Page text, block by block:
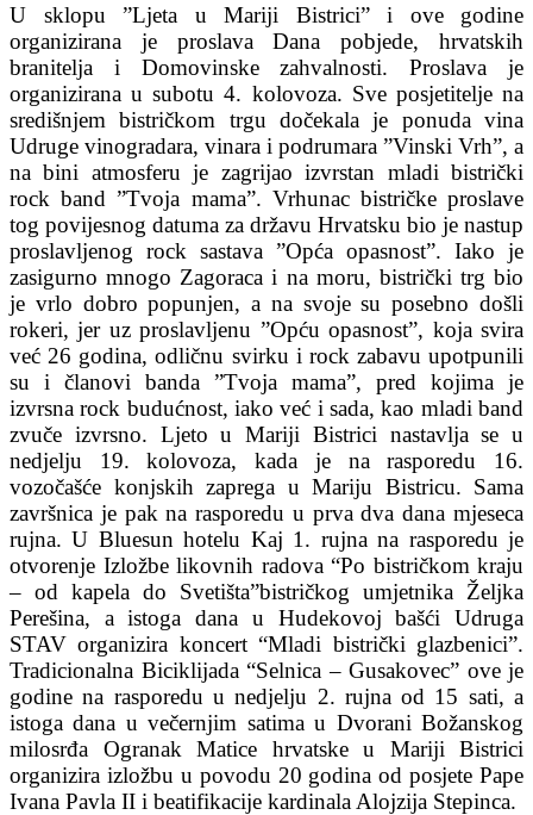
U sklopu ”Ljeta u Mariji Bistrici” i ove godine
organizirana je proslava Dana pobjede, hrvatskih
branitelja i Domovinske zahvalnosti. Proslava je
organizirana u subotu 4. kolovoza. Sve posjetitelje na
središnjem bistričkom trgu dočekala je ponuda vina
Udruge vinogradara, vinara i podrumara ”Vinski Vrh”, a
na bini atmosferu je zagrijao izvrstan mladi bistrički
rock band ”Tvoja mama”. Vrhunac bistričke proslave
tog povijesnog datuma za državu Hrvatsku bio je nastup
proslavljenog rock sastava ”Opća opasnost”. Iako je
zasigurno mnogo Zagoraca i na moru, bistrički trg bio
je vrlo dobro popunjen, a na svoje su posebno došli
rokeri, jer uz proslavljenu ”Opću opasnost”, koja svira
već 26 godina, odličnu svirku i rock zabavu upotpunili
su i članovi banda ”Tvoja mama”, pred kojima je
izvrsna rock budućnost, iako već i sada, kao mladi band
zvuče izvrsno. Ljeto u Mariji Bistrici nastavlja se u
nedjelju 19. kolovoza, kada je na rasporedu 16.
vozočašće konjskih zaprega u Mariju Bistricu. Sama
završnica je pak na rasporedu u prva dva dana mjeseca
rujna. U Bluesun hotelu Kaj 1. rujna na rasporedu je
otvorenje Izložbe likovnih radova “Po bistričkom kraju
– od kapela do Svetišta”bistričkog umjetnika Željka
Perešina, a istoga dana u Hudekovoj bašći Udruga
STAV organizira koncert “Mladi bistrički glazbenici”.
Tradicionalna Biciklijada “Selnica – Gusakovec” ove je
godine na rasporedu u nedjelju 2. rujna od 15 sati, a
istoga dana u večernjim satima u Dvorani Božanskog
milosrđa Ogranak Matice hrvatske u Mariji Bistrici
organizira izložbu u povodu 20 godina od posjete Pape
Ivana Pavla II i beatifikacije kardinala Alojzija Stepinca.